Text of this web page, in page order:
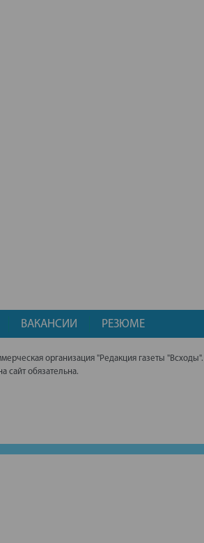
ВАКАНСИИ РЕЗЮМЕ
организация "Редакция газеты
сайт обязательна.